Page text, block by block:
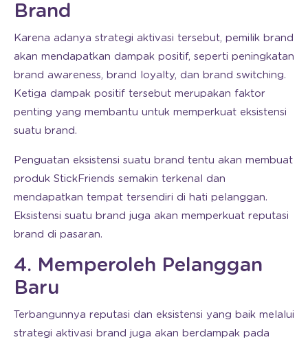
Brand
Karena adanya strategi aktivasi tersebut, pemilik brand
akan mendapatkan dampak positif, seperti peningkatan
brand awareness, brand loyalty, dan brand switching.
Ketiga dampak positif tersebut merupakan faktor
penting yang membantu untuk memperkuat eksistensi
suatu brand.
Penguatan eksistensi suatu brand tentu akan membuat
produk StickFriends semakin terkenal dan
mendapatkan tempat tersendiri di hati pelanggan.
Eksistensi suatu brand juga akan memperkuat reputasi
brand di pasaran.
4. Memperoleh Pelanggan
Baru
Terbangunnya reputasi dan eksistensi yang baik melalui
strategi aktivasi brand juga akan berdampak pada